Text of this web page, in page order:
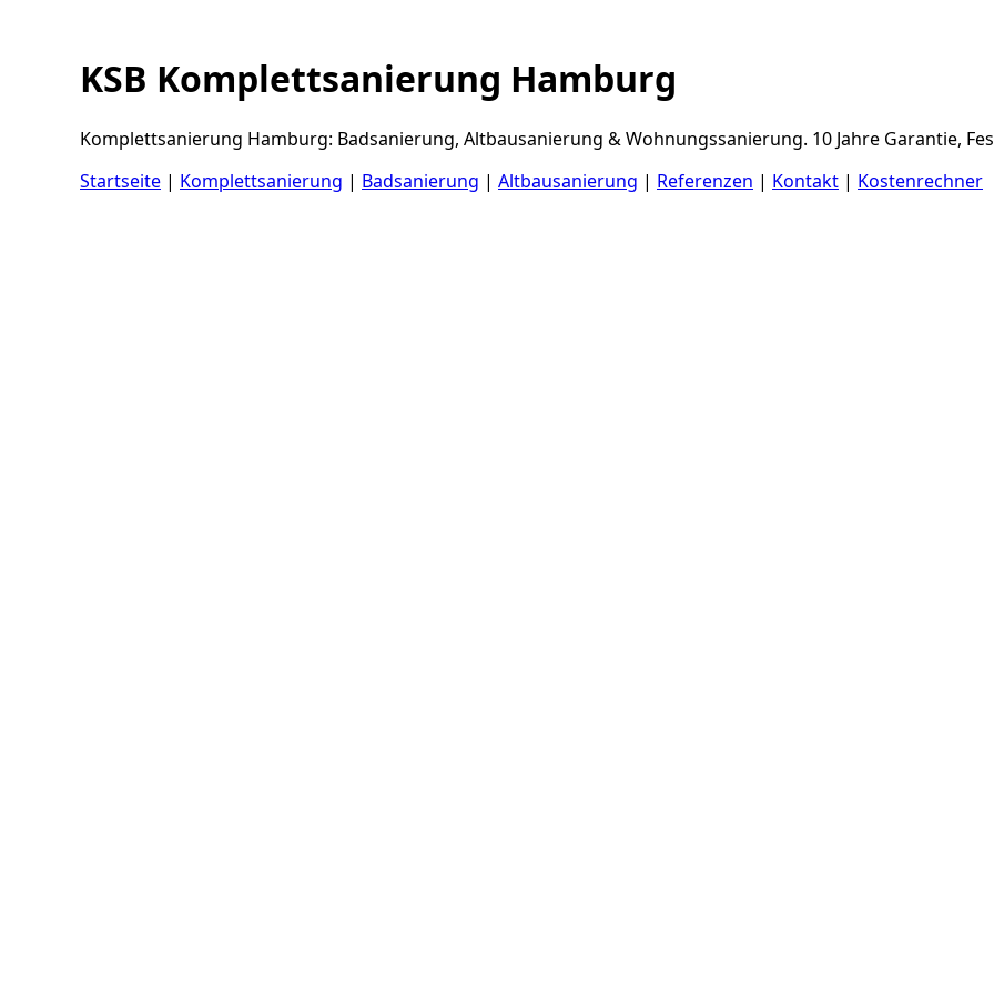
KSB Komplettsanierung Hamburg
Komplettsanierung Hamburg: Badsanierung, Altbausanierung & Wohnungssanierung. 10 Jahre Garantie,
Startseite | Komplettsanierung | Badsanierung | Altbausanierung | Referenzen | Kontakt | Kostenrechner